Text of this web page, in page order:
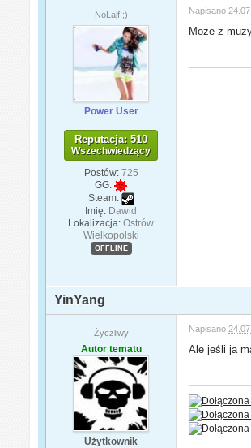
NoLajf ;)
Power User
Reputacja: 510
Wszechwiedzący
Postów: 725
GG:
Steam:
Imię: Dawid
Lokalizacja: Ostrów
Wielkopolski
OFFLINE
Napisano
Może z
YinYang
Życzliwy
Autor tematu
Użytkownik
Napisano
Ale jeśli ja